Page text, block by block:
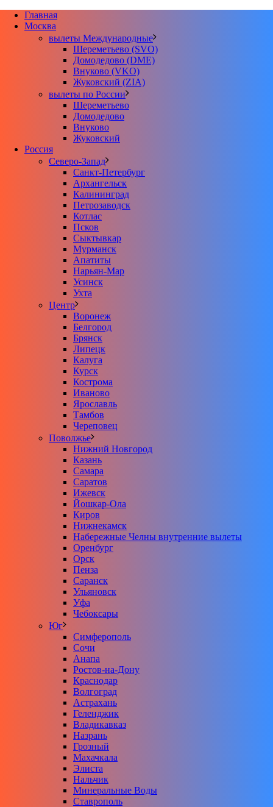
Главная
Москва
вылеты Международные
Шереметьево (SVO)
Домодедово (DME)
Внуково (VKO)
Жуковский (ZIA)
вылеты по России
Шереметьево
Домодедово
Внуково
Жуковский
Россия
Северо-Запад
Санкт-Петербург
Архангельск
Калининград
Петрозаводск
Котлас
Псков
Сыктывкар
Мурманск
Апатиты
Нарьян-Мар
Усинск
Ухта
Центр
Воронеж
Белгород
Брянск
Липецк
Калуга
Курск
Кострома
Иваново
Ярославль
Тамбов
Череповец
Поволжье
Нижний Новгород
Казань
Самара
Саратов
Ижевск
Йошкар-Ола
Киров
Нижнекамск
Набережные Челны внутренние вылеты
Оренбург
Орск
Пенза
Саранск
Ульяновск
Уфа
Чебоксары
Юг
Симферополь
Сочи
Анапа
Ростов-на-Дону
Краснодар
Волгоград
Астрахань
Геленджик
Владикавказ
Назрань
Грозный
Махачкала
Элиста
Нальчик
Минеральные Воды
Ставрополь